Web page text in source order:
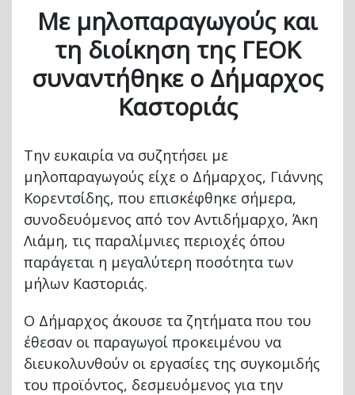
Με μηλοπαραγωγούς και
τη διοίκηση της ΓΕΟΚ
συναντήθηκε ο Δήμαρχος
Καστοριάς
Την ευκαιρία να συζητήσει με
μηλοπαραγωγούς είχε ο Δήμαρχος, Γιάννης
Κορεντσίδης, που επισκέφθηκε σήμερα,
συνοδευόμενος από τον Αντιδήμαρχο, Άκη
Λιάμη, τις παραλίμνιες περιοχές όπου
παράγεται η μεγαλύτερη ποσότητα των
μήλων Καστοριάς.
Ο Δήμαρχος άκουσε τα ζητήματα που του
έθεσαν οι παραγωγοί προκειμένου να
διευκολυνθούν οι εργασίες της συγκομιδής
του προϊόντος, δεσμευόμενος για την